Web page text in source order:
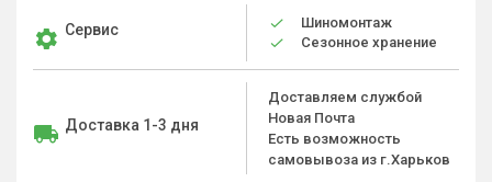
Сервис
Шиномонтаж
Сезонное хранение
Доставка 1-3 дня
Доставляем службой
Новая Почта
Есть возможность
самовывоза из г.Харьков